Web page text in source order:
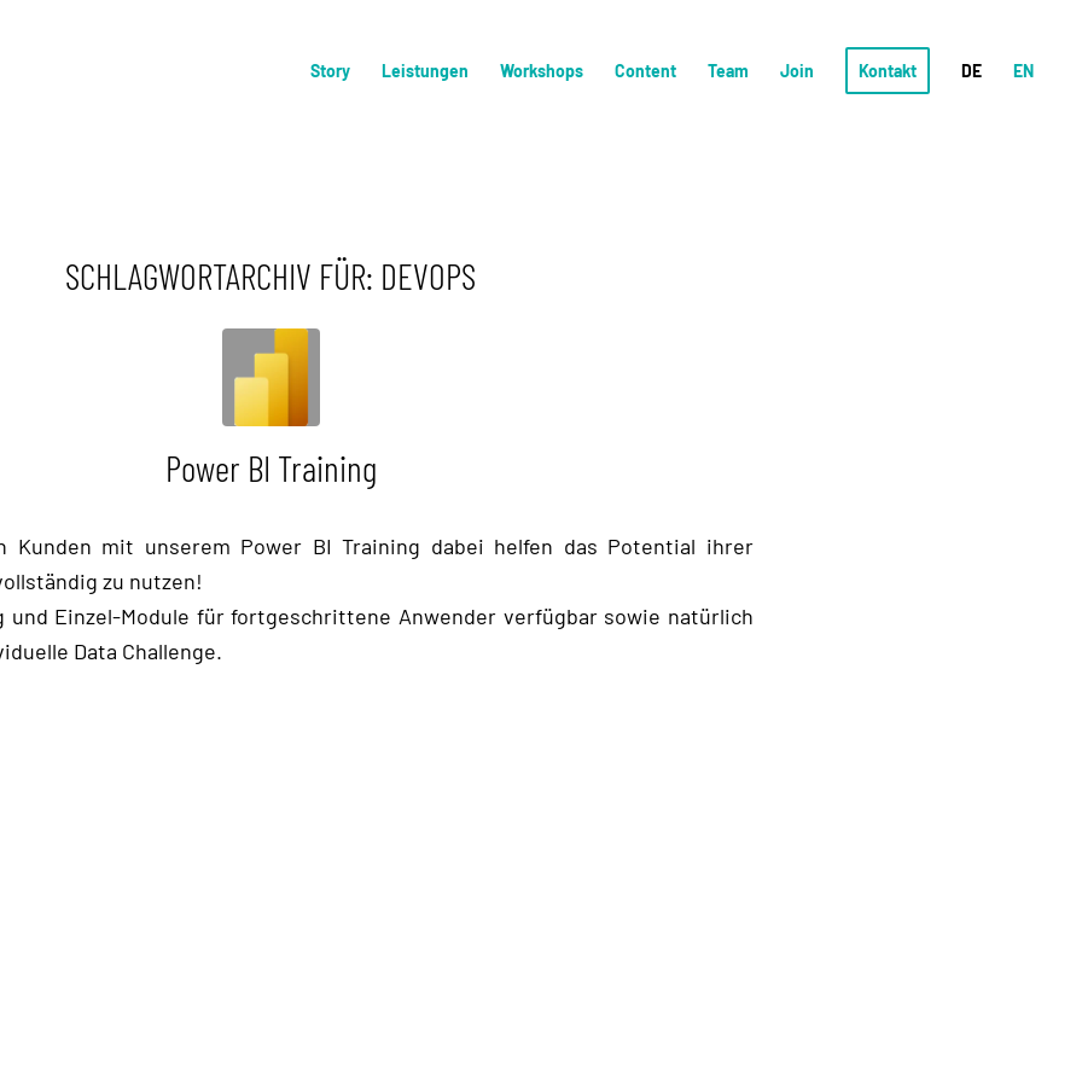
Story Leistungen Workshops Content Team Join Kontakt DE EN
SCHLAGWORTARCHIV FÜR: DEVOPS
Power BI Training
Kunden mit unserem Power BI Training dabei helfen das Potential ihrer
zu nutzen!
und Einzel-Module für fortgeschrittene Anwender verfügbar sowie natürlich
Data Challenge.